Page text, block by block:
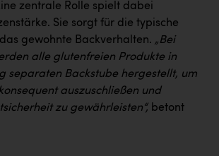
zentrale Rolle spielt dabei
Sie sorgt für die typische
gewohnte Backverhalten. „Bei
alle glutenfreien Produkte in
separaten Backstube hergestellt, um
auszuschließen und
zu gewährleisten“, betont